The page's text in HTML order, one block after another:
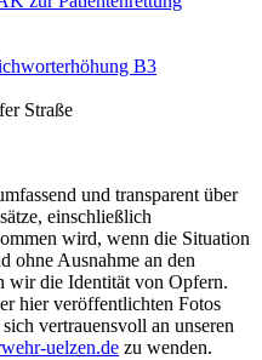
B3
Straße
und transparent über
einschließlich
wird, wenn die Situation
ohne Ausnahme an den
wir die Identität von Opfern.
hier veröffentlichten Fotos
vertrauensvoll an unseren
uelzen.de zu wenden.